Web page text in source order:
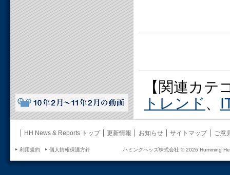
【関連カテ
トレンド 、
HH News & Reports トップ 更新情報 お知らせ サイトマップ ご意
利用規約 個人情報保護方針 ハミングヘッズ株式会社 ©2026 Humming